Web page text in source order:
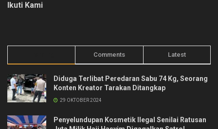
Ikuti Kami
Comments Latest
Diduga Terlibat Peredaran Sabu 74 Kg, Seorang
Konten Kreator Tarakan Ditangkap
29 OKTOBER 2024
Penyelundupan Kosmetik Ilegal Senilai Ratusan